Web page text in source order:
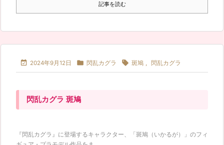
記事を読む
 2024年9月12日  閃乱カグラ  斑鳩 , 閃乱カグラ
閃乱カグラ 斑鳩
『閃乱カグラ』に登場するキャラクター、「斑鳩（いかるが）」のフィ